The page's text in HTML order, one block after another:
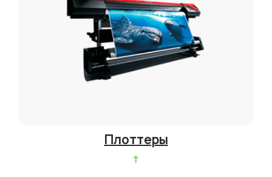
Плоттеры
↑